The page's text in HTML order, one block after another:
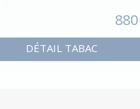
DÉTAIL TABAC